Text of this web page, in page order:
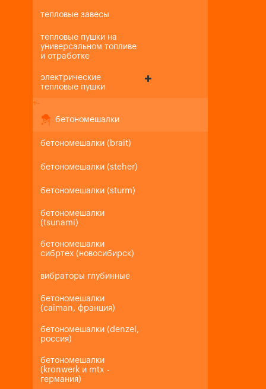
тепловые завесы
тепловые пушки на
универсальном топливе
и отработке
электрические
тепловые пушки
+-
бетономешалки
бетономешалки (brait)
бетономешалки (steher)
бетономешалки (sturm)
бетономешалки
(tsunami)
бетономешалки
сибртех (новосибирск)
вибраторы глубинные
бетономешалки
(caiman, франция)
бетономешалки (denzel,
россия)
бетономешалки
(kronwerk и mtx -
германия)